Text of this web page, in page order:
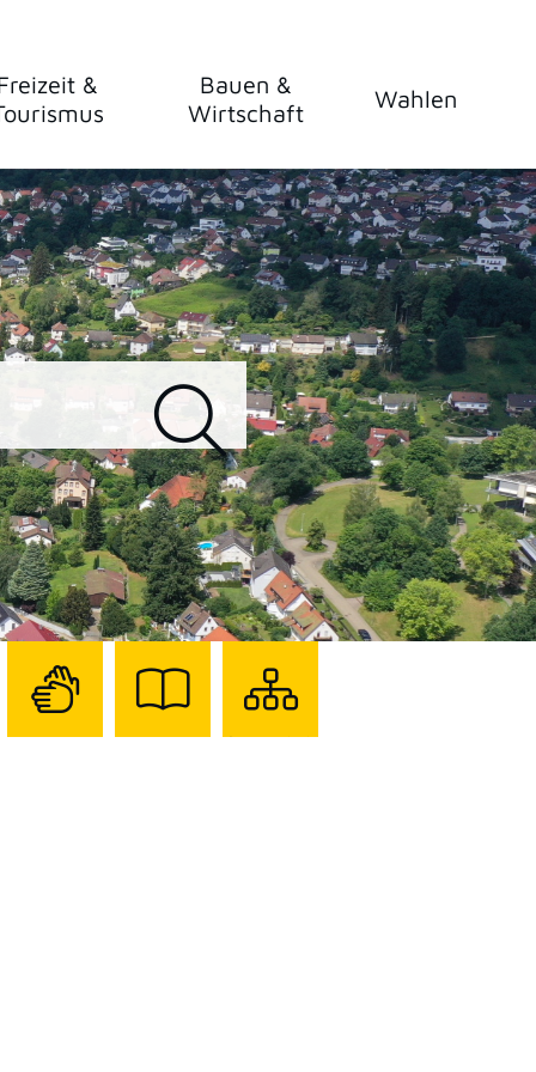
&
Bauen &
Wirtschaft
Wahlen